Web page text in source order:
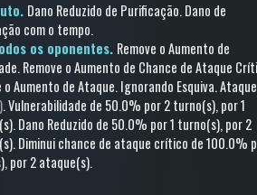
Dano Reduzido de Purificação.Dano de
com o tempo.
os oponentes. Remove o Aumento de
.Remove o Aumento de Chance de Ataque
o Aumento de Ataque.Ignorando Esquiva.Ataque
.Vulnerabilidade de 50.0% por 2 turno(s), por 1
.Dano Reduzido de 50.0% por 1 turno(s), por 2
.Diminui chance de ataque crítico de 100.0%
, por 2 ataque(s).